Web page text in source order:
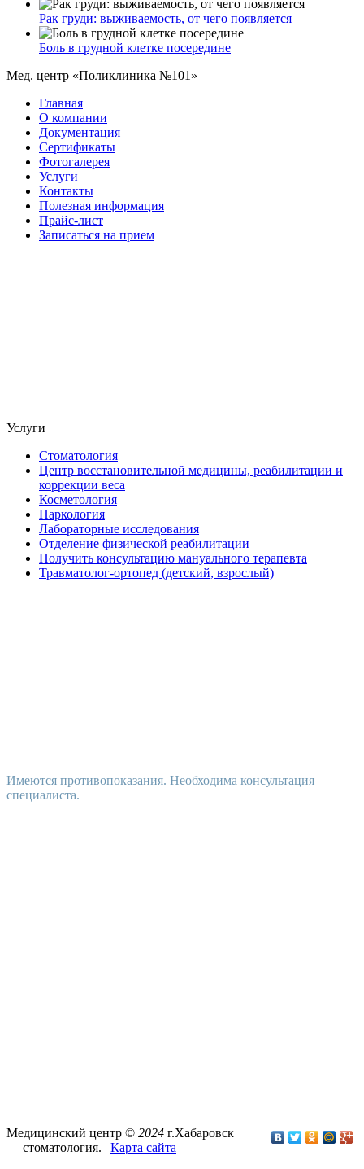
Рак груди: выживаемость, от чего появляется
Боль в грудной клетке посередине
Мед. центр «Поликлиника №101»
Главная
О компании
Документация
Сертификаты
Фотогалерея
Услуги
Контакты
Полезная информация
Прайс-лист
Записаться на прием
Услуги
Стоматология
Центр восстановительной медицины, реабилитации и
коррекции веса
Косметология
Наркология
Лабораторные исследования
Отделение физической реабилитации
Получить консультацию мануального терапевта
Травматолог-ортопед (детский, взрослый)
Имеются противопоказания. Необходима консультация
специалиста.
Медицинский центр © 2024 г.Хабаровск |
— стоматология. | Карта сайта